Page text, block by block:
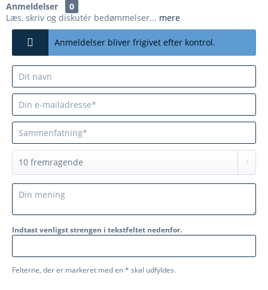
Anmeldelser
0
Læs, skriv og diskutér bedømmelser... mere
Anmeldelser bliver frigivet efter kontrol.
Indtast venligst strengen i tekstfeltet nedenfor.
Felterne, der er markeret med en * skal udfyldes.